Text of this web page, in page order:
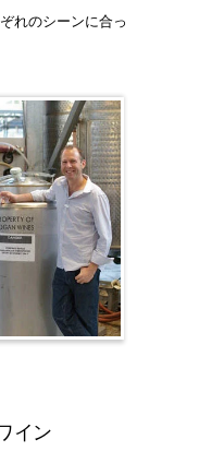
れのシーンに合っ
イン